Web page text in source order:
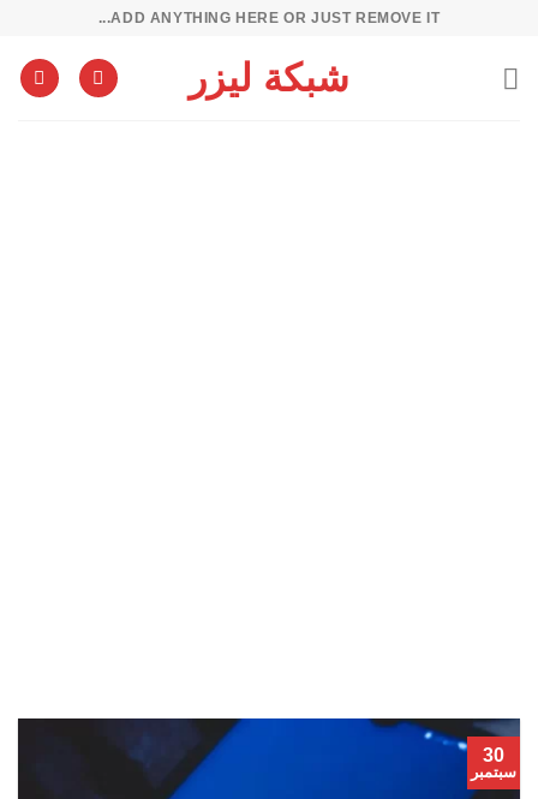
ADD ANYTHING HERE OR JUST REMOVE IT...
شبكة ليزر
30
سبتمبر